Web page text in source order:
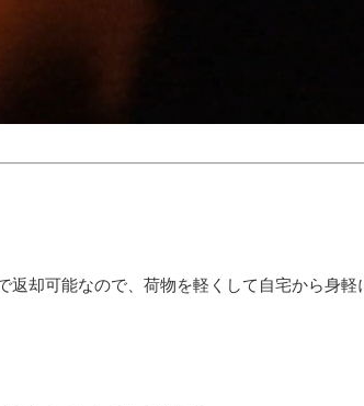
却可能なので、荷物を軽くして自宅から身軽